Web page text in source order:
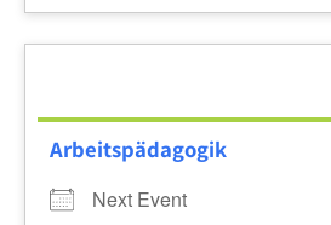
Arbeitspädagogik
Next Event